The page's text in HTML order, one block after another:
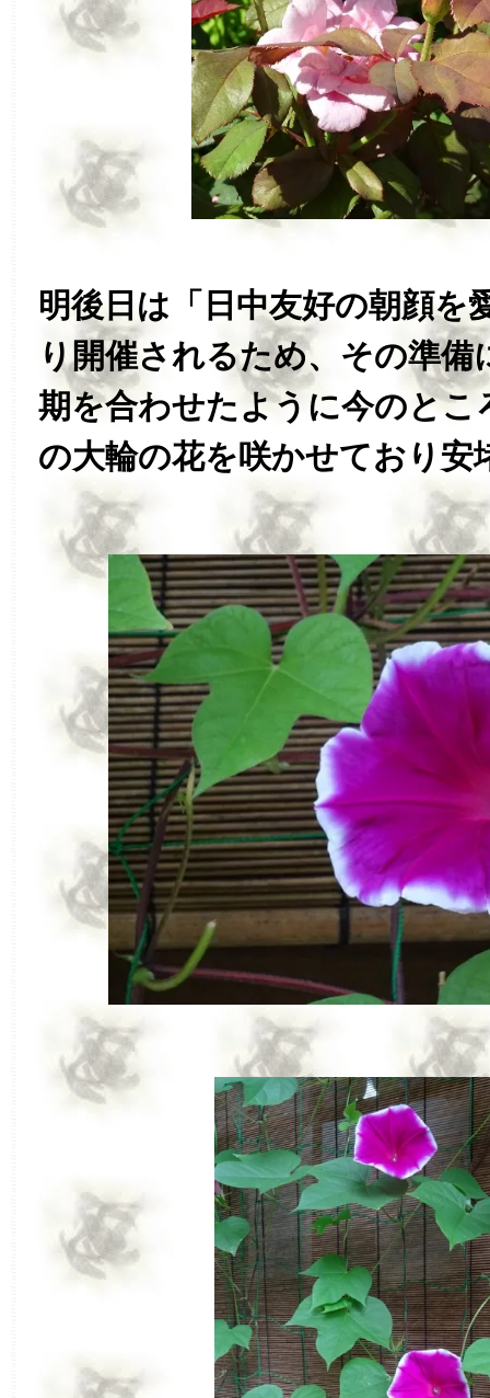
明後日は「日中友好の朝顔を
り開催されるため、その準
期を合わせたように今のとこ
の大輪の花を咲かせており安